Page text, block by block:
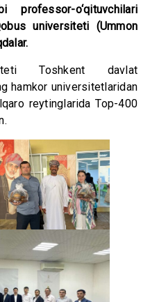
professor-o‘qituvchilari
universiteti (Ummon
Toshkent davlat
hamkor universitetlaridan
reytinglarida Top-400